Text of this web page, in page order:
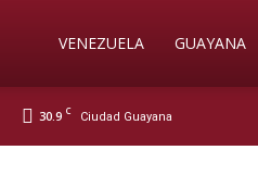
SoyVENEZUELA GUAYANA
30.9 C Ciudad Guayana